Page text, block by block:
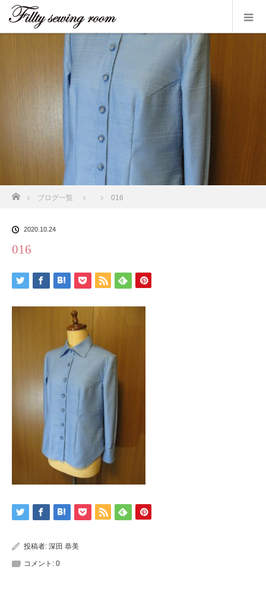
ブログ一覧 016
2020.10.24
016
投稿者: 深田 恭美
コメント: 0